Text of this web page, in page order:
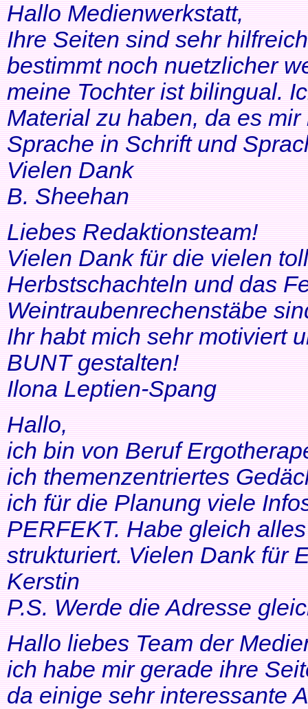
Hallo Medienwerkstatt,
Ihre Seiten sind sehr
bestimmt noch nuetzlicher
meine Tochter ist bilingual.
Material zu haben, da es
Sprache in Schrift und
Vielen Dank
B. Sheehan
Liebes Redaktionsteam!
Vielen Dank für die vielen
Herbstschachteln und das
Weintraubenrechenstäbe
Ihr habt mich sehr motiviert
BUNT gestalten!
Ilona Leptien-Spang
Hallo,
ich bin von Beruf
ich themenzentriertes
ich für die Planung viele
PERFEKT. Habe gleich
strukturiert. Vielen Dank für
Kerstin
P.S. Werde die Adresse
Hallo liebes Team der
ich habe mir gerade ihre
da einige sehr interessante